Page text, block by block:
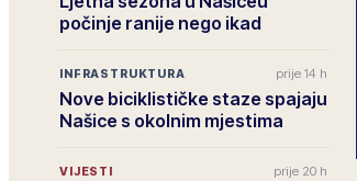
počinje ranije nego ikad
INFRASTRUKTURA prije 14 h
Nove biciklističke staze spajaju
Našice s okolnim mjestima
VIJESTI prije 20 h